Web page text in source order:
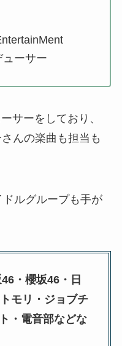
ーサー
サーをしており、
んの楽曲も担当も
ルグループも手が
・櫻坂46・日
モリ・ジョブチ
・電音部などな